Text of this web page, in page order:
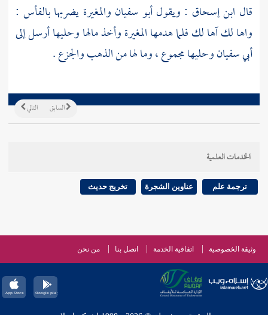
قال ابن إسحاق : ويقولأبو سفيان والمغيرة يضربها بالفأس :
واها لك آها لك فلما هدمهاالمغيرةوأخذ مالها وحليها أرسل إلى
أبي سفيانوحليها مجموع ، وما لها من الذهب والجزع .
التالي السابق
الخدمات العلمية
ترجمة علم عناوين الشجرة تخريج حديث
وثيقة الخصوصية اتفاقية الخدمة اتصل بنا من نحن